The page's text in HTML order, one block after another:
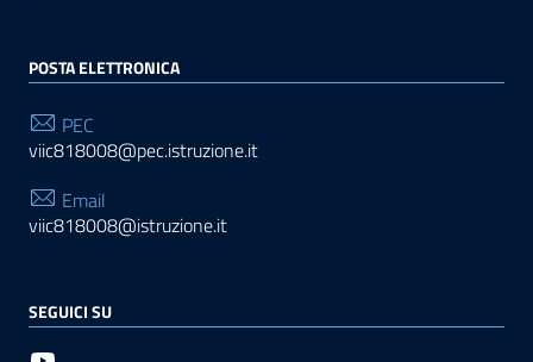
POSTA ELETTRONICA
PEC
viic818008@pec.istruzione.it
Email
viic818008@istruzione.it
SEGUICI SU